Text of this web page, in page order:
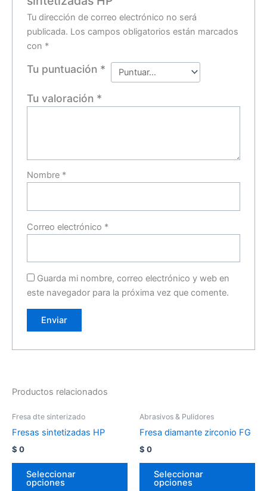
Tu dirección de correo electrónico no será
publicada. Los campos obligatorios están marcados
con *
Tu puntuación *
Tu valoración *
Nombre *
Correo electrónico *
Guarda mi nombre, correo electrónico y web en
este navegador para la próxima vez que comente.
Productos relacionados
Fresa dte sinterizado
Fresas sintetizadas HP
$ 0
Seleccionar
opciones
Abrasivos & Pulidores
Fresa diamante zirconio FG
$ 0
Seleccionar
opciones